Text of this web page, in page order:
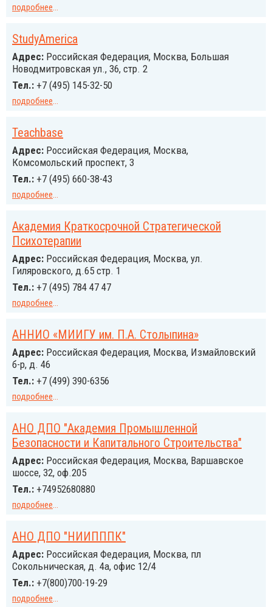
подробнее...
StudyAmerica
Адрес: Российcкая Федерация, Москва, Большая
Новодмитровская ул., 36, стр. 2
Тел.: +7 (495) 145-32-50
подробнее...
Teachbase
Адрес: Российcкая Федерация, Москва,
Комсомольский проспект, 3
Тел.: +7 (495) 660-38-43
подробнее...
Академия Краткосрочной Стратегической
Психотерапии
Адрес: Российcкая Федерация, Москва, ул.
Гиляровского, д.65 стр. 1
Тел.: +7 (495) 784 47 47
подробнее...
АННИО «МИИГУ им. П.А. Столыпина»
Адрес: Российcкая Федерация, Москва, Измайловский
б-р, д. 46
Тел.: +7 (499) 390-6356
подробнее...
АНО ДПО "Академия Промышленной
Безопасности и Капитального Строительства"
Адрес: Российcкая Федерация, Москва, Варшавское
шоссе, 32, оф.205
Тел.: +74952680880
подробнее...
АНО ДПО "НИИПППК"
Адрес: Российcкая Федерация, Москва, пл
Сокольническая, д. 4а, офис 12/4
Тел.: +7(800)700-19-29
подробнее...